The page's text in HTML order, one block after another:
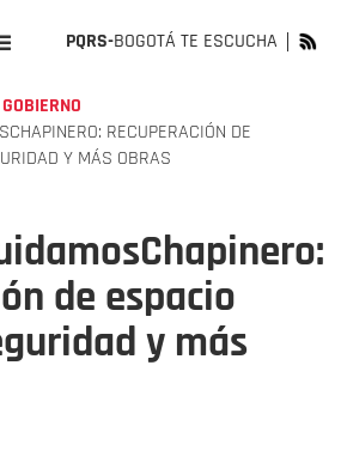
PQRS-BOGOTÁ TE ESCUCHA
GOBIERNO
RECUPERACIÓN DE
Y MÁS OBRAS
de espacio
y más